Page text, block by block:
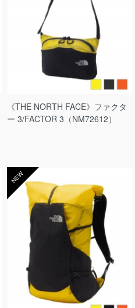
《THE NORTH FACE》ファクタ
ー 3/FACTOR 3（NM72612）
NEW